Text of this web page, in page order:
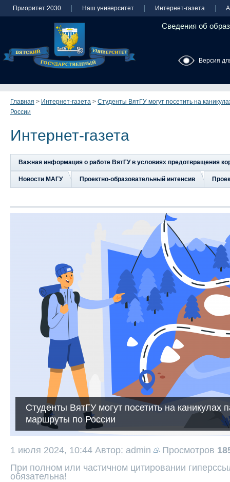
Приоритет 2030 Наш университет Интернет-газета
Сведения об
Версия
Главная > Интернет-газета > Студенты ВятГУ могут посетить на
России
Интернет-газета
Важная информация о работе ВятГУ в условиях предотвращения
Новости МАГУ Проектно-образовательный интенсив
Студенты ВятГУ могут посетить на каникулах
маршруты по России
1 июля 2024, 10:44 Автор: admin Просмотров
При полном или частичном цитировании
обязательна!